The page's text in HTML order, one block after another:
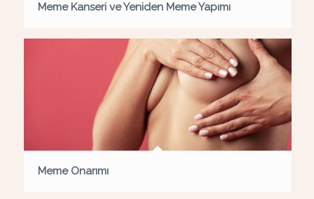
Meme Kanseri ve Yeniden Meme Yapımı
Meme Onarımı